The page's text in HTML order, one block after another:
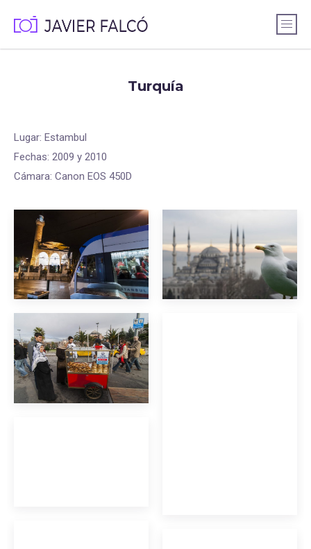
Turquía
Lugar: Estambul
Fechas: 2009 y 2010
Cámara: Canon EOS 450D